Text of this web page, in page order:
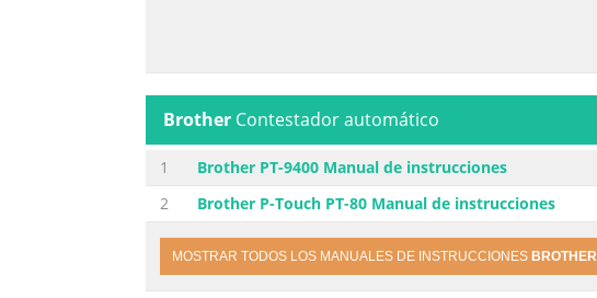
Brother Contestador automático
1
Brother PT-9400 Manual de instrucciones
2
Brother P-Touch PT-80 Manual de instrucciones
MOSTRAR TODOS LOS MANUALES DE INSTRUCCIONES BROTHER